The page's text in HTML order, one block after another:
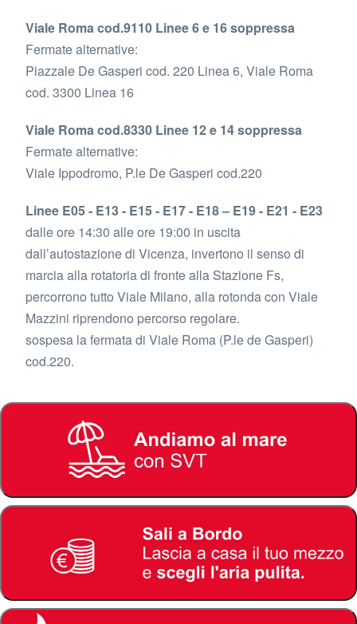
Viale Roma cod.9110 Linee 6 e 16 soppressa
Fermate alternative:
Piazzale De Gasperi cod. 220 Linea 6, Viale Roma
cod. 3300 Linea 16
Viale Roma cod.8330 Linee 12 e 14 soppressa
Fermate alternative:
Viale Ippodromo, P.le De Gasperi cod.220
Linee E05 - E13 - E15 - E17 - E18 – E19 - E21 - E23
dalle ore 14:30 alle ore 19:00 in uscita
dall’autostazione di Vicenza, invertono il senso di
marcia alla rotatoria di fronte alla Stazione Fs,
percorrono tutto Viale Milano, alla rotonda con Viale
Mazzini riprendono percorso regolare.
sospesa la fermata di Viale Roma (P.le de Gasperi)
cod.220.